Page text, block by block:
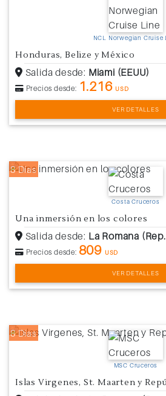
NCL Norwegian Cruise
Honduras, Belize y México
Salida desde: Miami (EEUU)
Precios desde: 1.216 USD
VER DETALLES
8 Días
Costa Cruceros
Una inmersión en los colores
Salida desde: La Romana
Precios desde: 809 USD
VER DETALLES
8 Días
MSC Cruceros
Islas Virgenes, St. Maarten y